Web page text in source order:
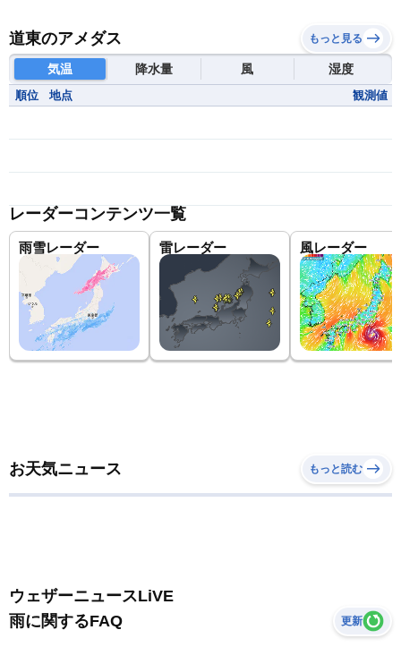
道東のアメダス もっと見る
気温 降水量 風 湿度
順位 地点 観測値
レーダーコンテンツ一覧
雨雪レーダー 雷レーダー 風レーダー
お天気ニュース もっと読む
ウェザーニュースLiVE
雨に関するFAQ
更新